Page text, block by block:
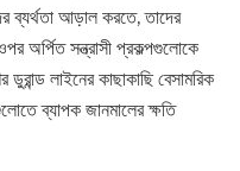
ব্যর্থতা আড়াল করতে, তাদের
অর্পিত সন্ত্রাসী প্রকল্পগুলোকে
লাইনের কাছাকাছি বেসামরিক
ব্যাপক জানমালের ক্ষতি